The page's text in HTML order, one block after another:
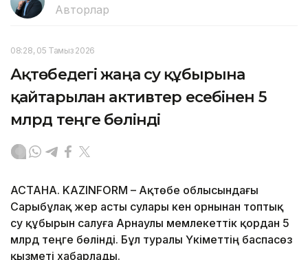
Авторлар
08:28, 05 Тамыз 2026
Ақтөбедегі жаңа су құбырына
қайтарылған активтер есебінен 5
млрд теңге бөлінді
АСТАНА. KAZINFORM – Ақтөбе облысындағы
Сарыбұлақ жер асты сулары кен орнынан топтық
су құбырын салуға Арнаулы мемлекеттік қордан 5
млрд теңге бөлінді. Бұл туралы Үкіметтің баспасөз
қызметі хабарлады.